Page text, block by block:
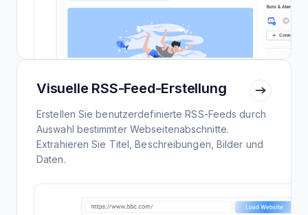
Visuelle RSS-Feed-Erstellung
Erstellen Sie benutzerdefinierte RSS-Feeds durch
Auswahl bestimmter Webseitenabschnitte.
Extrahieren Sie Titel, Beschreibungen, Bilder und
Daten.